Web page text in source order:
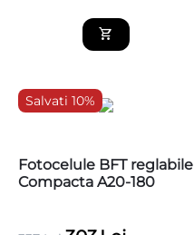
Salvati 10%
Fotocelule BFT reglabile
Compacta A20-180